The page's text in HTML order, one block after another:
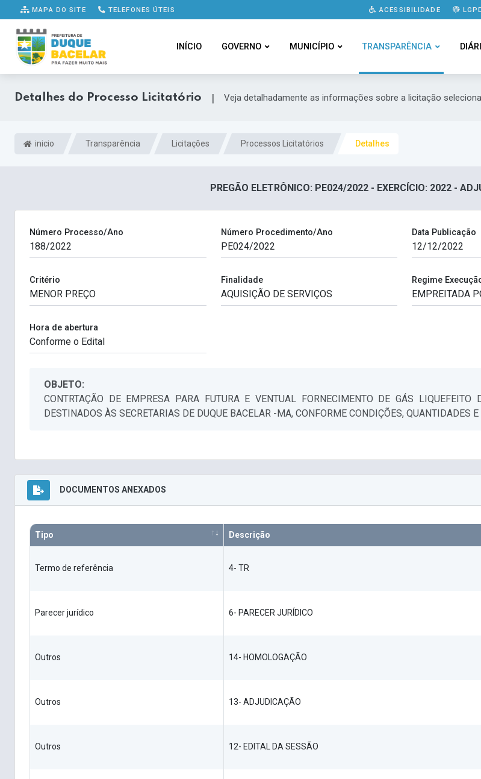
MAPA DO SITE TELEFONES ÚTEIS ACESSIBILIDADE
INÍCIO GOVERNO MUNICÍPIO TRANSPARÊNCIA
Detalhes do Processo Licitatório | Veja detalhadamente as informações sobre a licitação
inicio Transparência Licitações Processos Licitatórios Detalhes
PREGÃO ELETRÔNICO: PE024/2022 - EXERCÍCIO: 2022 -
Número Processo/Ano Número Procedimento/Ano Data Publicação
Critério Finalidade Regime
Hora de abertura
OBJETO:
CONTRTAÇÃO DE EMPRESA PARA FUTURA E VENTUAL FORNECIMENTO DE GÁS
DESTINADOS ÀS SECRETARIAS DE DUQUE BACELAR -MA, CONFORME CONDIÇÕES, QUANTIDADES
DOCUMENTOS ANEXADOS
Tipo Descrição
Termo de referência 4- TR
Parecer jurídico 6- PARECER JURÍDICO
Outros 14- HOMOLOGAÇÃO
Outros 13- ADJUDICAÇÃO
Outros 12- EDITAL DA SESSÃO